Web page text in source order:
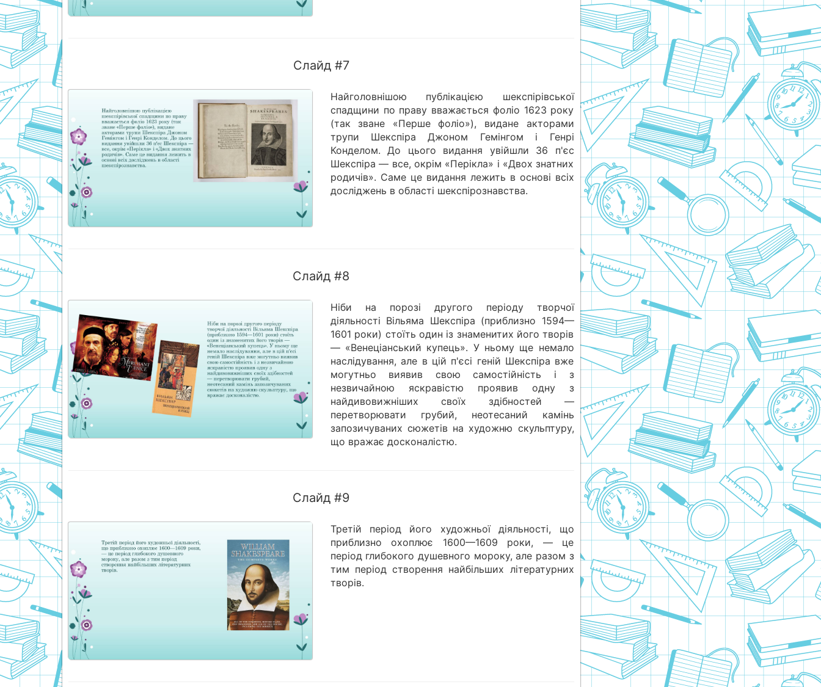
Слайд #7
Найголовнішою публікацією шекспірівської
спадщини по праву вважається фоліо 1623 року
(так зване «Перше фоліо»), видане акторами
трупи Шекспіра Джоном Гемінгом і Генрі
Конделом. До цього видання увійшли 36 п'єс
Шекспіра — все, окрім «Перікла» і «Двох знатних
родичів». Саме це видання лежить в основі всіх
досліджень в області шекспірознавства.
Слайд #8
Ніби на порозі другого періоду творчої
діяльності Вільяма Шекспіра (приблизно 1594—
1601 роки) стоїть один із знаменитих його творів
— «Венеціанський купець». У ньому ще немало
наслідування, але в цій п'єсі геній Шекспіра вже
могутньо виявив свою самостійність і з
незвичайною яскравістю проявив одну з
найдивовижніших своїх здібностей —
перетворювати грубий, неотесаний камінь
запозичуваних сюжетів на художню скульптуру,
що вражає досконалістю.
Слайд #9
Третій період його художньої діяльності, що
приблизно охоплює 1600—1609 роки, — це
період глибокого душевного мороку, але разом з
тим період створення найбільших літературних
творів.